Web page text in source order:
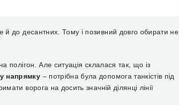
й до десантних. Тому і позивний довго обирати не
полігон. Але ситуація склалася так, що із
напрямку – потрібна була допомогатанкістів під
ворога на досить значній ділянці лінії